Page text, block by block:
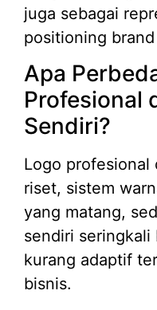
juga sebagai
positioning
Apa
Profesional
Sendiri?
Logo profesional
riset, sistem
yang matang,
sendiri
kurang adaptif
bisnis.